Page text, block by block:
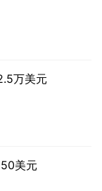
万美元
美元